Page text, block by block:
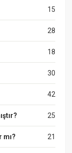
15
28
18
30
42
25
21
mı?